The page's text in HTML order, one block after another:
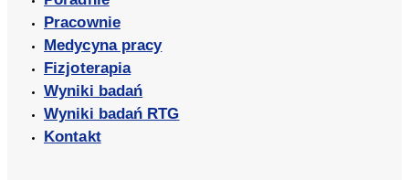
Pracownie
Medycyna pracy
Fizjoterapia
Wyniki badań
Wyniki badań RTG
Kontakt